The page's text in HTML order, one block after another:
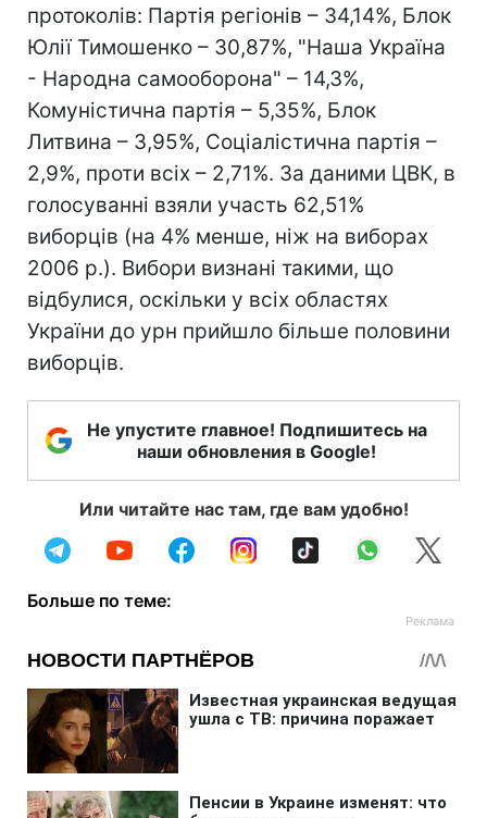
протоколів: Партія регіонів – 34,14%, Блок
Юлії Тимошенко – 30,87%, "Наша Україна
- Народна самооборона" – 14,3%,
Комуністична партія – 5,35%, Блок
Литвина – 3,95%, Соціалістична партія –
2,9%, проти всіх – 2,71%. За даними ЦВК, в
голосуванні взяли участь 62,51%
виборців (на 4% менше, ніж на виборах
2006 р.). Вибори визнані такими, що
відбулися, оскільки у всіх областях
України до урн прийшло більше половини
виборців.
Не упустите главное! Подпишитесь на
наши обновления в Google!
Или читайте нас там, где вам удобно!
Больше по теме: